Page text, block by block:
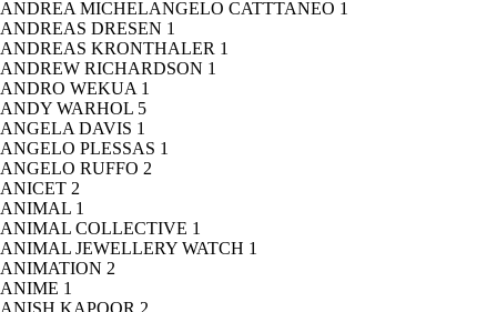
ANDREA MICHELANGELO CATTTANEO 1
ANDREAS DRESEN 1
ANDREAS KRONTHALER 1
ANDREW RICHARDSON 1
ANDRO WEKUA 1
ANDY WARHOL 5
ANGELA DAVIS 1
ANGELO PLESSAS 1
ANGELO RUFFO 2
ANICET 2
ANIMAL 1
ANIMAL COLLECTIVE 1
ANIMAL JEWELLERY WATCH 1
ANIMATION 2
ANIME 1
ANISH KAPOOR 2